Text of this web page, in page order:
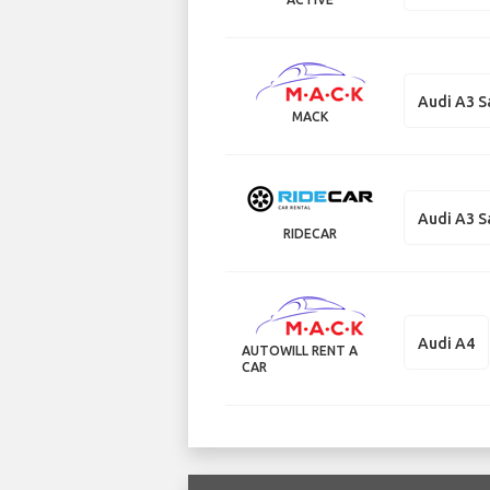
MACK
Audi A3
RIDECAR
Audi A3
AUTOWILL RENT A
CAR
Audi A4